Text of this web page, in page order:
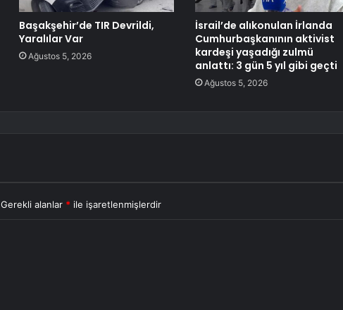
Başakşehir’de TIR Devrildi,
Yaralılar Var
Ağustos 5, 2026
İsrail’de alıkonulan İrlanda
Cumhurbaşkanının aktivist
kardeşi yaşadığı zulmü
anlattı: 3 gün 5 yıl gibi geçti
Ağustos 5, 2026
Gerekli alanlar * ile işaretlenmişlerdir